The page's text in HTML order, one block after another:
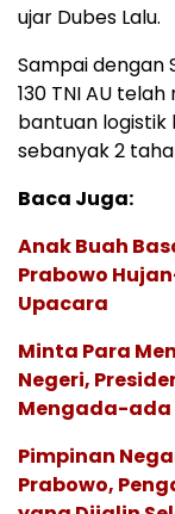
ujar Dubes Lalu.
Sampai dengan
130 TNI AU
bantuan logistik
sebanyak 2
Baca Juga:
Anak Buah
Prabowo
Upacara
Minta Para
Negeri,
Mengada-ada
Pimpinan
Prabowo,